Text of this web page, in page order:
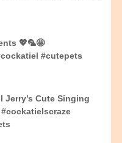
💖🦜🤩
#cutepets
Jerry’s Cute Singing
#cockatielscraze